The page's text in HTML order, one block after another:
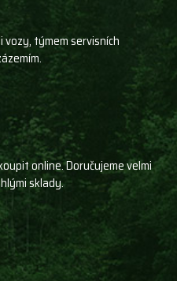
vozy, týmem servisních
online. Doručujeme velmi
sklady.